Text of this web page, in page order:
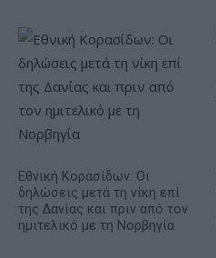
Εθνική Κορασίδων: Οι
δηλώσεις μετά τη νίκη επί
της Δανίας και πριν από τον
ημιτελικό με τη Νορβηγία